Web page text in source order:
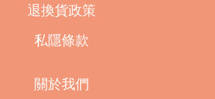
退換貨政策
私隱條款
關於我們